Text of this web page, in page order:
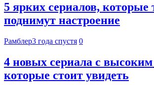
5 ярких сериалов, которые
поднимут настроение
Рамблер3 года спустя 0
4 новых сериала с
которые стоит увидеть